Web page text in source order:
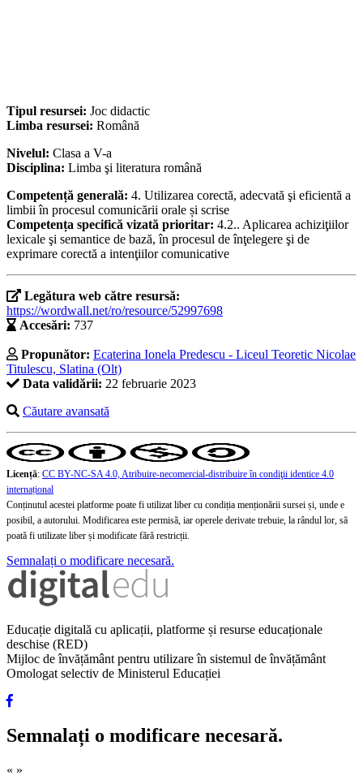
Tipul resursei: Joc didactic
Limba resursei: Română
Nivelul: Clasa a V-a
Disciplina: Limba şi literatura română
Competență generală: 4. Utilizarea corectă, adecvată şi eficientă a
limbii în procesul comunicării orale și scrise
Competența specifică vizată prioritar: 4.2.. Aplicarea achiziţiilor
lexicale şi semantice de bază, în procesul de înţelegere şi de
exprimare corectă a intenţiilor comunicative
Legătura web către resursă:
https://wordwall.net/ro/resource/52997698
Accesări: 737
Propunător: Ecaterina Ionela Predescu - Liceul Teoretic Nicolae
Titulescu, Slatina (Olt)
Data validării: 22 februarie 2023
Căutare avansată
Licență: CC BY-NC-SA 4.0, Atribuire-necomercial-distribuire în condiţii identice 4.0
internațional
Conținutul acestei platforme poate fi utilizat liber cu condiția menționării sursei și, unde e
posibil, a autorului. Modificarea este permisă, iar operele derivate trebuie, la rândul lor, să
poată fi utilizate liber și modificate fără restricții.
Semnalați o modificare necesară.
Educație digitală cu aplicații, platforme și resurse educaționale
deschise (RED)
Mijloc de învățământ pentru utilizare în sistemul de învățământ
Omologat selectiv de Ministerul Educației
Semnalați o modificare necesară.
« »